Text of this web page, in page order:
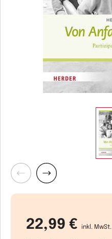
22,99 € inkl. MwSt.